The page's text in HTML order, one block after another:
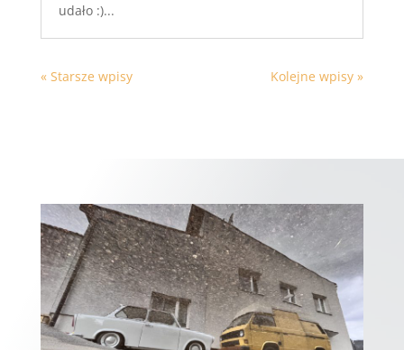
udało :)...
« Starsze wpisy Kolejne wpisy »